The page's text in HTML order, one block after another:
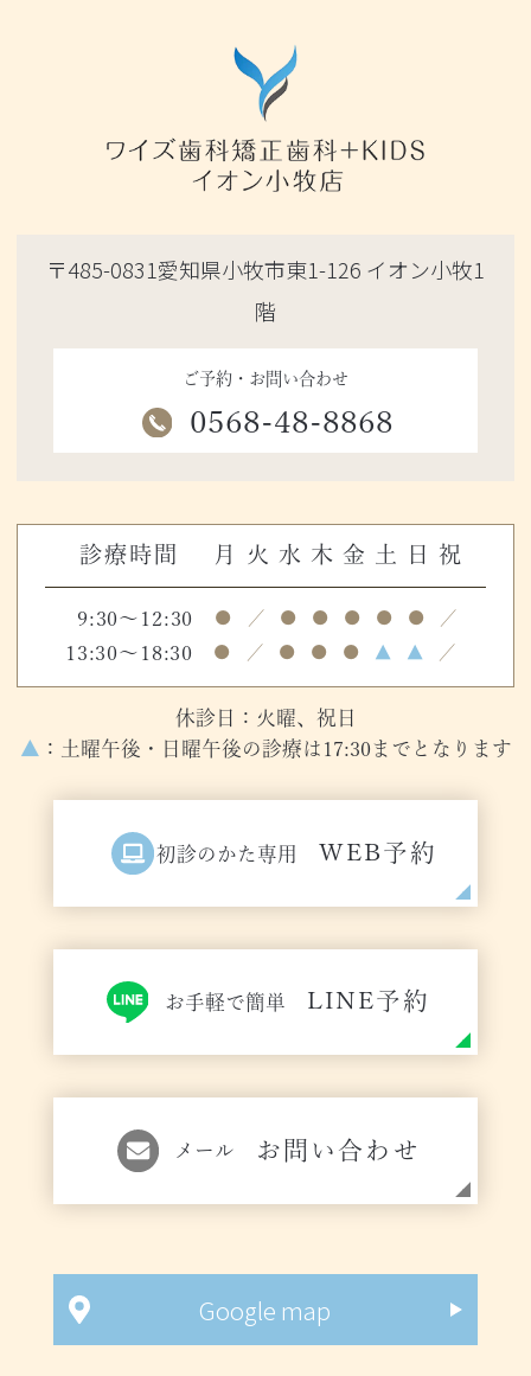
〒485-0831愛知県小牧市東1-126 イオン小牧1
階
ご予約・お問い合わせ
0568-48-8868
診療時間 月 火 水 木 金 土 日 祝
9:30～12:30 ● ／ ● ● ● ● ● ／
13:30～18:30 ● ／ ● ● ● ▲ ▲ ／
休診日：火曜、祝日
▲ ：土曜午後・日曜午後の診療は17:30までとなります
初診のかた専用 WEB予約
お手軽で簡単 LINE予約
メール お問い合わせ
Google map